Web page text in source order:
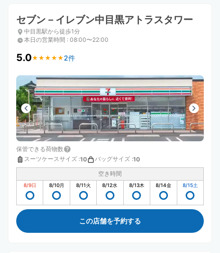
セブン－イレブン中目黒アトラスタワー
中目黒駅から徒歩1分
本日の営業時間 : 08:00〜22:00
5.0★ ★ ★ ★ ★
★ ★ ★ ★ ★ 2件
保管できる荷物数
スーツケースサイズ :10 バッグサイズ :10
空き時間
8/9日 8/10月 8/11火 8/12水 8/13木 8/14金 8/15土
この店舗を予約する